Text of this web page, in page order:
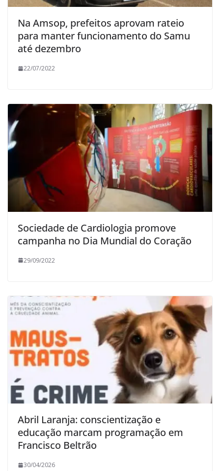
Na Amsop, prefeitos aprovam rateio
para manter funcionamento do Samu
até dezembro
22/07/2022
Sociedade de Cardiologia promove
campanha no Dia Mundial do Coração
29/09/2022
Abril Laranja: conscientização e
educação marcam programação em
Francisco Beltrão
30/04/2026